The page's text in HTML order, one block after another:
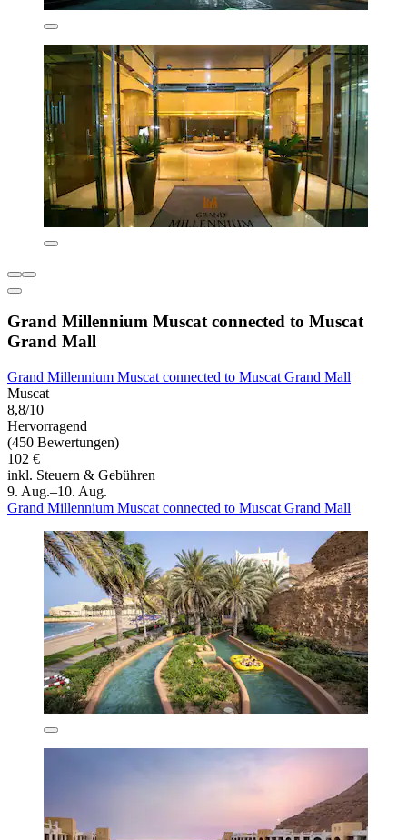
Grand Millennium Muscat connected to Muscat
Grand Mall
Grand Millennium Muscat connected to Muscat Grand Mall
Muscat
8,8/10
Hervorragend
(450 Bewertungen)
102 €
inkl. Steuern & Gebühren
9. Aug.–10. Aug.
Grand Millennium Muscat connected to Muscat Grand Mall